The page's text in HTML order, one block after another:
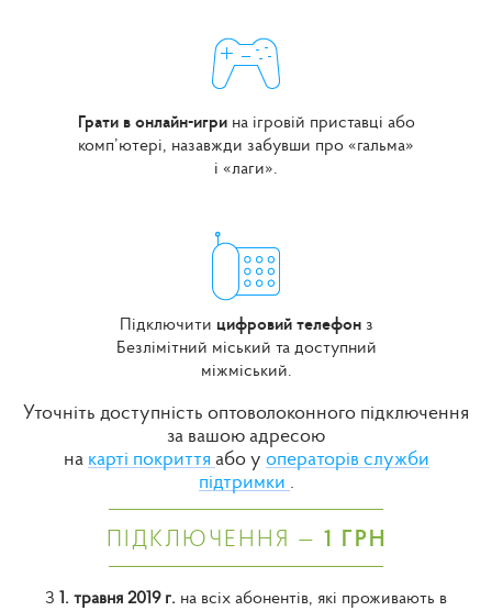
Грати в онлайн-игрина ігровій приставці або
комп’ютері, назавжди забувши про «гальма»
і «лаги».
Підключити цифровий телефонз
Безлімітний міський та доступний
міжміський.
Уточніть доступність оптоволоконного підключення
за вашою адресою
на карті покриття або у операторів служби
підтримки .
ПІДКЛЮЧЕННЯ — 1 ГРН
З 1. травня 2019 г. на всіх абонентів, які проживають в